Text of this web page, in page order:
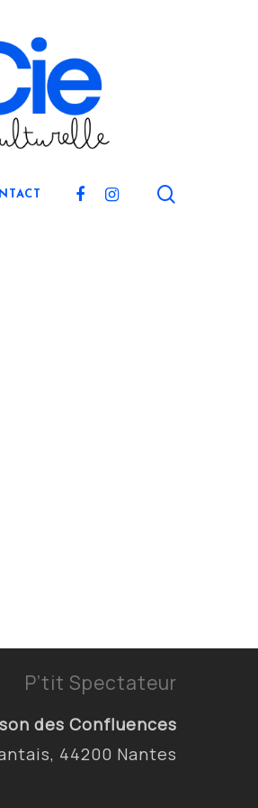
FACEBOOKINSTAGRAM
P’tit Spectateur
des Confluences
44200 Nantes